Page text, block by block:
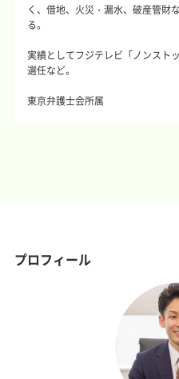
く、借地、火災・漏水、破産管財
る。
実績としてフジテレビ「ノンスト
選任など。
東京弁護士会所属
プロフィール